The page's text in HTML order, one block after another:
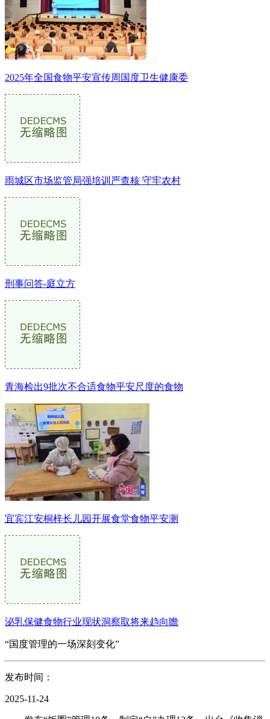
2025年全国食物平安宣传周国度卫生健康委
雨城区市场监管局强培训严查核 守牢农村
刑事问答-庭立方
青海检出9批次不合适食物平安尺度的食物
宜宾江安桐梓长儿园开展食堂食物平安测
泌乳保健食物行业现状洞察取将来趋向瞻
“国度管理的一场深刻变化”
发布时间：
2025-11-24